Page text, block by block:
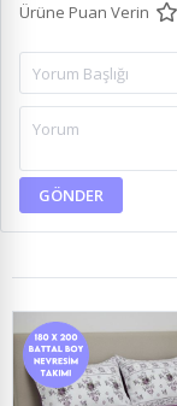
Ürüne Puan Verin
GÖNDER